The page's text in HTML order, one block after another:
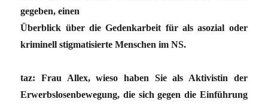
gegeben, einen
Überblick über die Gedenkarbeit für als asozial oder
kriminell stig­matisierte Menschen im NS.
taz: Frau Allex, wieso haben Sie als Aktivistin der
Erwerbslosenbewegung, die sich gegen die Einführung